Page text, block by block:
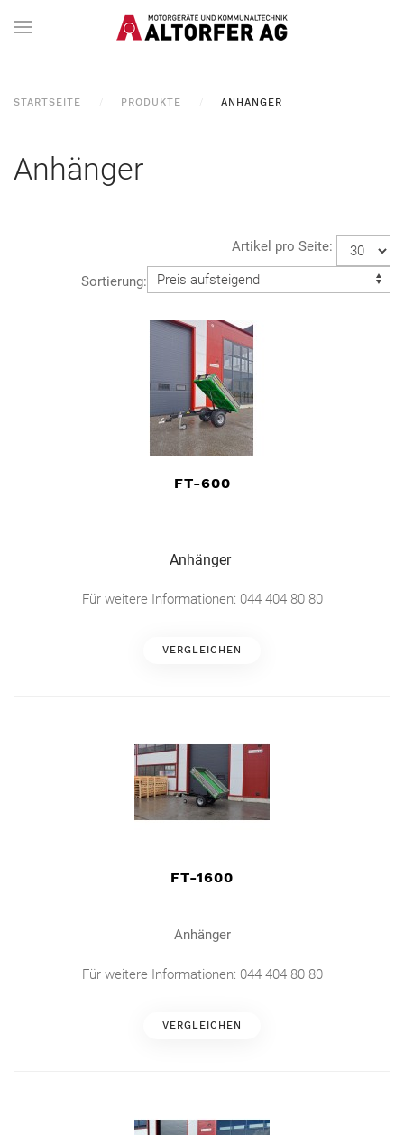
STARTSEITE PRODUKTE ANHÄNGER
Anhänger
Artikel pro Seite:
Sortierung:
FT-600
Anhänger
Für weitere Informationen: 044 404 80 80
VERGLEICHEN
FT-1600
Anhänger
Für weitere Informationen: 044 404 80 80
VERGLEICHEN